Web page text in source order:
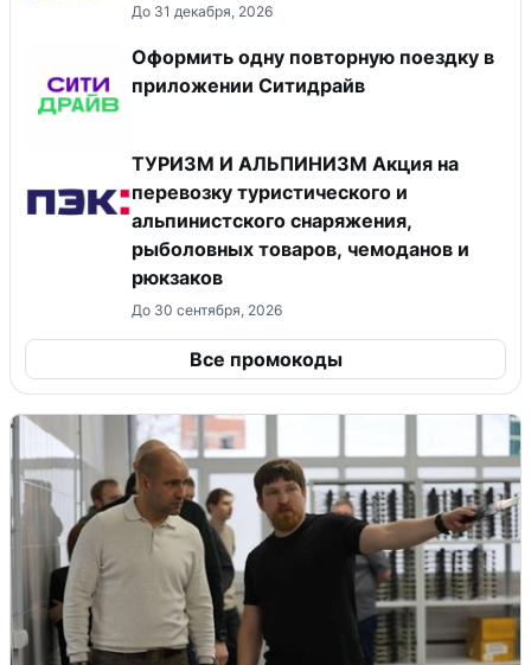
До 31 декабря, 2026
Оформить одну повторную поездку в
приложении Ситидрайв
ТУРИЗМ И АЛЬПИНИЗМ Акция на
перевозку туристического и
альпинистского снаряжения,
рыболовных товаров, чемоданов и
рюкзаков
До 30 сентября, 2026
Все промокоды